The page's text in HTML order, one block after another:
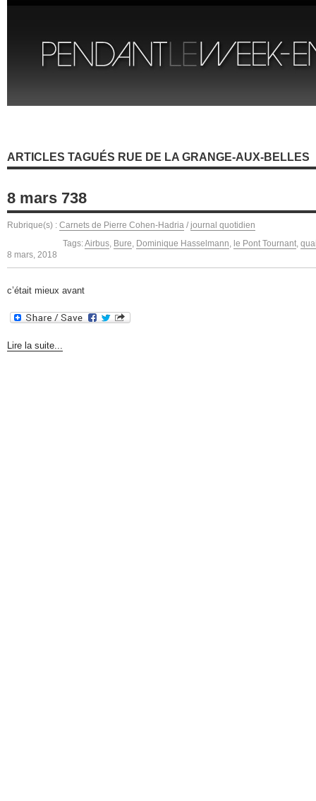
ARTICLES TAGUÉS RUE DE LA GRANGE-AUX-BELLES
8 mars 738
Rubrique(s) : Carnets de Pierre Cohen-Hadria / journal quotidien
Tags:Airbus, Bure, Dominique Hasselmann, le Pont Tournant,
8 mars, 2018
c’était mieux avant
Lire la suite...